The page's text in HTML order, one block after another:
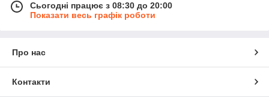
Сьогодні працює з 08:30 до 20:00
Показати весь графік роботи
Про нас
Контакти